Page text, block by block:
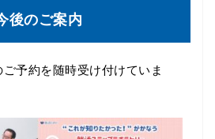
後のご案内
予約を随時受け付けていま